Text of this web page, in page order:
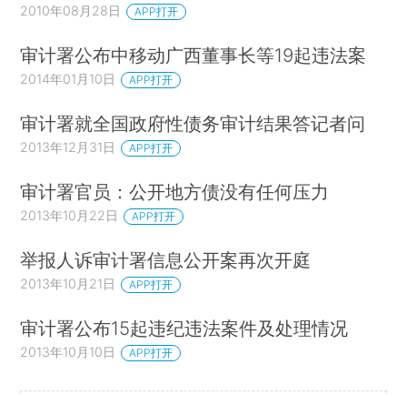
2010年08月28日 APP打开
审计署公布中移动广西董事长等19起违法案
2014年01月10日 APP打开
审计署就全国政府性债务审计结果答记者问
2013年12月31日 APP打开
审计署官员：公开地方债没有任何压力
2013年10月22日 APP打开
举报人诉审计署信息公开案再次开庭
2013年10月21日 APP打开
审计署公布15起违纪违法案件及处理情况
2013年10月10日 APP打开